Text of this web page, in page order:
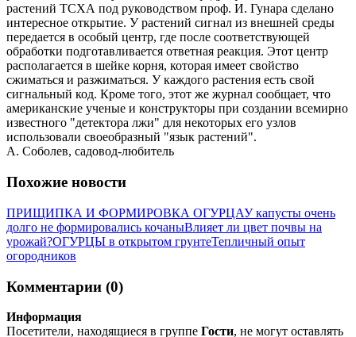
растений ТСХА под руководством проф. И. Гунара сделано
интересное открытие. У растений сигнал из внешней среды
передается в особый центр, где после соответствующей
обработки подготавливается ответная реакция. Этот центр
располагается в шейке корня, которая имеет свойство
сжиматься и разжиматься. У каждого растения есть свой
сигнальный код. Кроме того, этот же журнал сообщает, что
американские ученые и конструкторы при создании всемирно
известного "детектора лжи" для некоторых его узлов
использовали своеобразный "язык растений".
А. Соболев, садовод-любитель
Похожие новости
ПРИЩИПКА И ФОРМИРОВКА ОГУРЦАУ капусты очень
долго не формировались кочаныВлияет ли цвет почвы на
урожай?ОГУРЦЫ в открытом грунтеТепличный опыт
огородников
Комментарии (0)
Информация
Посетители, находящиеся в группе Гости, не могут оставлять